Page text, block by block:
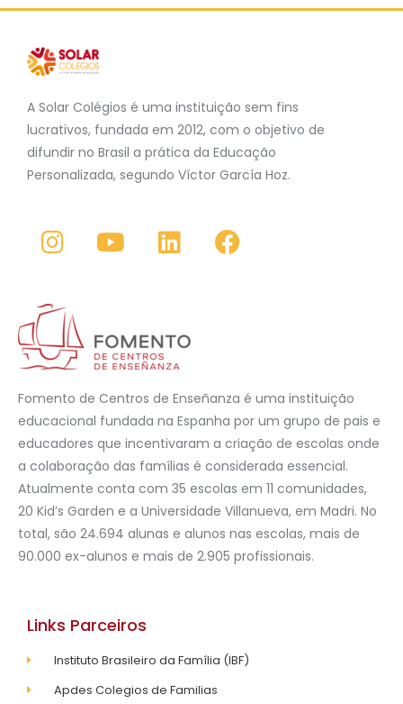
A Solar Colégios é uma instituição sem fins
lucrativos, fundada em 2012, com o objetivo de
difundir no Brasil a prática da Educação
Personalizada, segundo Víctor García Hoz.
Fomento de Centros de Enseñanza é uma instituição
educacional fundada na Espanha por um grupo de pais e
educadores que incentivaram a criação de escolas onde
a colaboração das famílias é considerada essencial.
Atualmente conta com 35 escolas em 11 comunidades,
20 Kid’s Garden e a Universidade Villanueva, em Madri. No
total, são 24.694 alunas e alunos nas escolas, mais de
90.000 ex-alunos e mais de 2.905 profissionais.
Links Parceiros
Instituto Brasileiro da Família (IBF)
Apdes Colegios de Familias